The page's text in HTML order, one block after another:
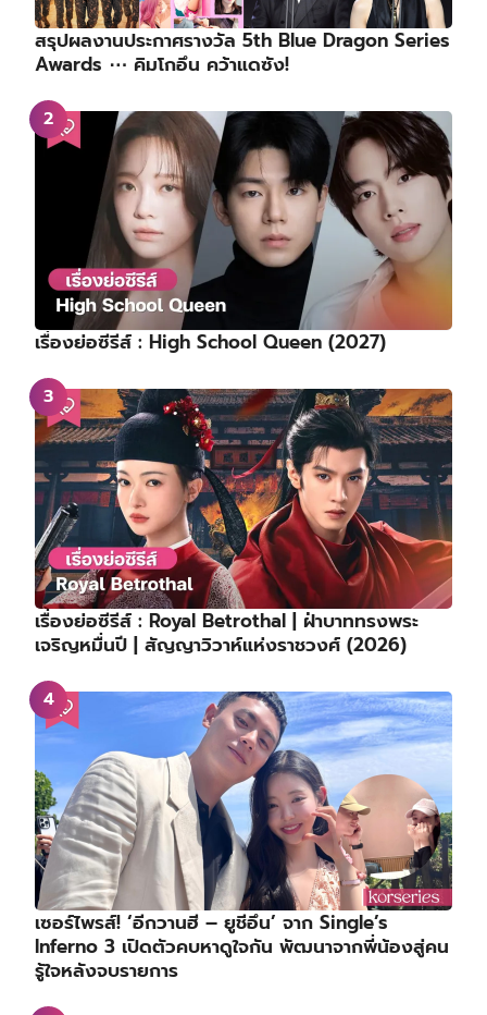
สรุปผลงานประกาศรางวัล 5th Blue Dragon Series
Awards ⋯ คิมโกอึน คว้าแดซัง!
เรื่องย่อซีรีส์ : High School Queen (2027)
เรื่องย่อซีรีส์ : Royal Betrothal | ฝ่าบาททรงพระ
เจริญหมื่นปี | สัญญาวิวาห์แห่งราชวงศ์ (2026)
เซอร์ไพรส์! ‘อีกวานฮี – ยูชีอึน’ จาก Single’s
Inferno 3 เปิดตัวคบหาดูใจกัน พัฒนาจากพี่น้องสู่คน
รู้ใจหลังจบรายการ